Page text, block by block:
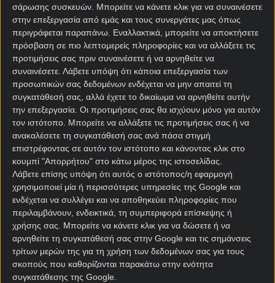
σάρωσης συσκευών. Μπορείτε να κάνετε κλικ για να συναινέσετε
στην επεξεργασία από εμάς και τους συνεργάτες μας όπως
περιγράφεται παραπάνω. Εναλλακτικά, μπορείτε να αποκτήσετε
πρόσβαση σε πιο λεπτομερείς πληροφορίες και να αλλάξετε τις
προτιμήσεις σας πριν συναινέσετε ή να αρνηθείτε να
συναινέσετε. Λάβετε υπόψη ότι κάποια επεξεργασία των
προσωπικών σας δεδομένων ενδέχεται να μην απαιτεί τη
συγκατάθεσή σας, αλλά έχετε το δικαίωμα να αρνηθείτε αυτήν
την επεξεργασία. Οι προτιμήσεις σας θα ισχύουν μόνο για αυτόν
τον ιστότοπο. Μπορείτε να αλλάξετε τις προτιμήσεις σας ή να
ανακαλέσετε τη συγκατάθεσή σας ανά πάσα στιγμή
επιστρέφοντας σε αυτόν τον ιστότοπο και κάνοντας κλικ στο
κουμπί "Απορρήτου" στο κάτω μέρος της ιστοσελίδας.
Λάβετε επίσης υπόψη ότι αυτός ο ιστότοπος/η εφαρμογή
χρησιμοποιεί μία ή περισσότερες υπηρεσίες της Google και
ενδέχεται να συλλέγει και να αποθηκεύει πληροφορίες που
περιλαμβάνουν, ενδεικτικά, τη συμπεριφορά επίσκεψης ή
χρήσης σας. Μπορείτε να κάνετε κλικ για να δώσετε ή να
αρνηθείτε τη συγκατάθεσή σας στην Google και τις σημάνσεις
τρίτων μερών της για τη χρήση των δεδομένων σας για τους
σκοπούς που καθορίζονται παρακάτω στην ενότητα
συγκατάθεσης της Google.
πρόκριση για τέταρτη διαδοχική φορά σε τελική
φάση Παγκοσμίου Κυπέλλου, μέσω της πρωτιάς
στον όμιλο.
Βέλγιο – Ουαλία
προγνωστικά
Απέναντι στην Ουαλία το Βέλγιο έχει τέσσερα ματς
στοκουπόνι στοιχήματοςδίχως ήττα, όμως το
πρόβλημα είναι ότι δυσκολεύεται να διατηρήσει
ανέπαφη την εστία του. Κι αν δεν τα καταφέρει
απόψε, τότε το έργο θα γίνει σαφώς πιο δύσκολο,
δεδομένου ότι η Ουαλία είναι μεν μια πιο αδύναμη
ομάδα, όμως έχει τον τρόπο να κάνει «ζημιές».
Οι Βέλγοι, πάντως, έχουν τη δυναμική να πάρουν τη
νίκη και να κάνουν το πρώτο μεγάλο βήμα για την
πρόκρισή τους στα τελικά του Μουντιάλ. Να
σημειωθεί ότι το Βέλγιο έχει κερδίσει 11 από τα